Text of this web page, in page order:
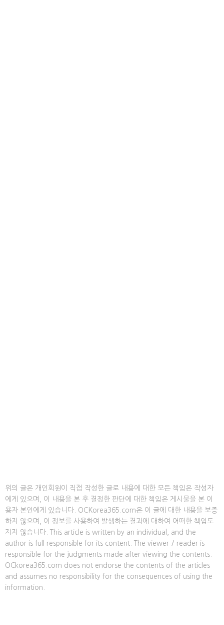
위의 글은 개인회원이 직접 작성한 글로 내용에 대한 모든 책임은 작성자
에게 있으며, 이 내용을 본 후 결정한 판단에 대한 책임은 게시물을 본 이
용자 본인에게 있습니다. OCKorea365.com은 이 글에 대한 내용을 보증
하지 않으며, 이 정보를 사용하여 발생하는 결과에 대하여 어떠한 책임도
지지 않습니다. This article is written by an individual, and the
author is full responsible for its content. The viewer / reader is
responsible for the judgments made after viewing the contents.
OCkorea365.com does not endorse the contents of the articles
and assumes no responsibility for the consequences of using the
information.